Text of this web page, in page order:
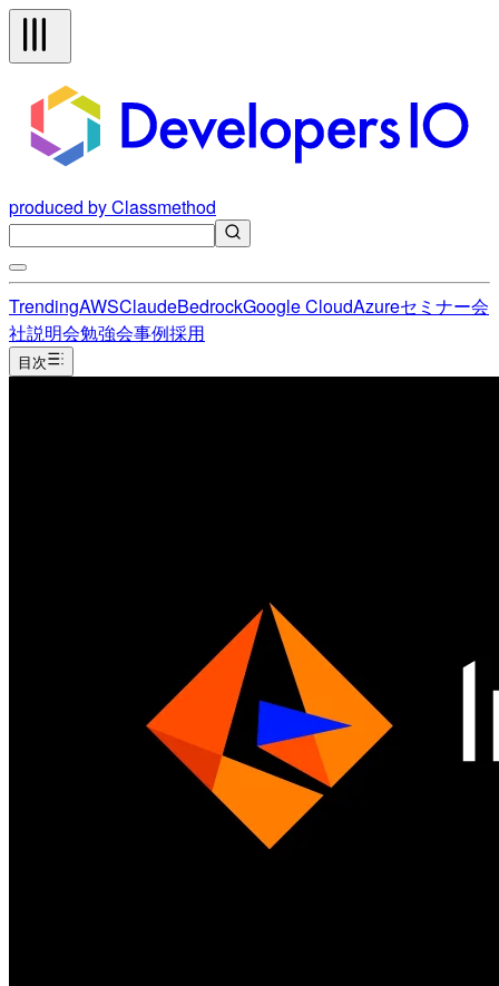
produced by Classmethod
TrendingAWSClaudeBedrockGoogle CloudAzureセミナー会
社説明会勉強会事例採用
目次